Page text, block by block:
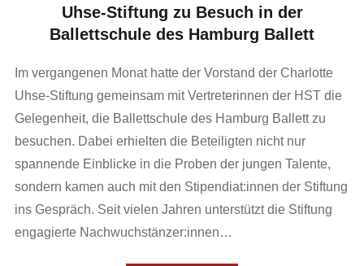
Uhse-Stiftung zu Besuch in der
Ballettschule des Hamburg Ballett
Im vergangenen Monat hatte der Vorstand der Charlotte
Uhse-Stiftung gemeinsam mit Vertreterinnen der HST die
Gelegenheit, die Ballettschule des Hamburg Ballett zu
besuchen. Dabei erhielten die Beteiligten nicht nur
spannende Einblicke in die Proben der jungen Talente,
sondern kamen auch mit den Stipendiat:innen der Stiftung
ins Gespräch. Seit vielen Jahren unterstützt die Stiftung
engagierte Nachwuchstänzer:innen…